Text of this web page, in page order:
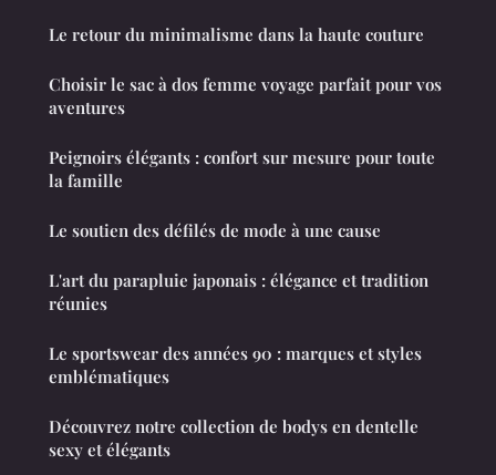
Le retour du minimalisme dans la haute couture
Choisir le sac à dos femme voyage parfait pour vos
aventures
Peignoirs élégants : confort sur mesure pour toute
la famille
Le soutien des défilés de mode à une cause
L'art du parapluie japonais : élégance et tradition
réunies
Le sportswear des années 90 : marques et styles
emblématiques
Découvrez notre collection de bodys en dentelle
sexy et élégants